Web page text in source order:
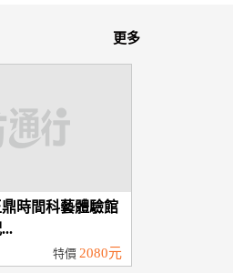
更多
時間科藝體驗館
特價 2080元